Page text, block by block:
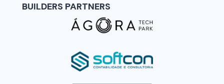
BUILDERS PARTNERS